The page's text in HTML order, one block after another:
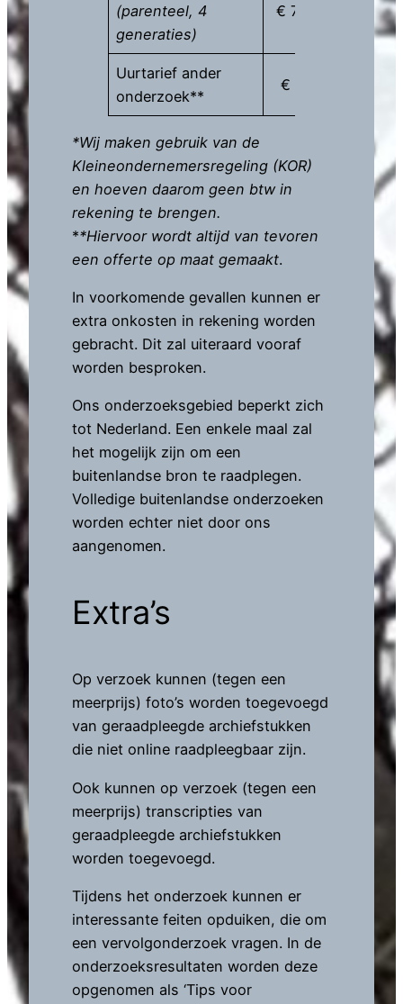
(parenteel, 4
generaties)
€ 750
Uurtarief ander
onderzoek**
€ 50
*Wij maken gebruik van de
Kleineondernemersregeling (KOR)
en hoeven daarom geen btw in
rekening te brengen.
**Hiervoor wordt altijd van tevoren
een offerte op maat gemaakt.
In voorkomende gevallen kunnen er
extra onkosten in rekening worden
gebracht. Dit zal uiteraard vooraf
worden besproken.
Ons onderzoeksgebied beperkt zich
tot Nederland. Een enkele maal zal
het mogelijk zijn om een
buitenlandse bron te raadplegen.
Volledige buitenlandse onderzoeken
worden echter niet door ons
aangenomen.
Extra’s
Op verzoek kunnen (tegen een
meerprijs) foto’s worden toegevoegd
van geraadpleegde archiefstukken
die niet online raadpleegbaar zijn.
Ook kunnen op verzoek (tegen een
meerprijs) transcripties van
geraadpleegde archiefstukken
worden toegevoegd.
Tijdens het onderzoek kunnen er
interessante feiten opduiken, die om
een vervolgonderzoek vragen. In de
onderzoeksresultaten worden deze
opgenomen als ‘Tips voor